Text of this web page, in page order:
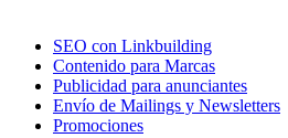
SEO con Linkbuilding
Contenido para Marcas
Publicidad para anunciantes
Envío de Mailings y Newsletters
Promociones